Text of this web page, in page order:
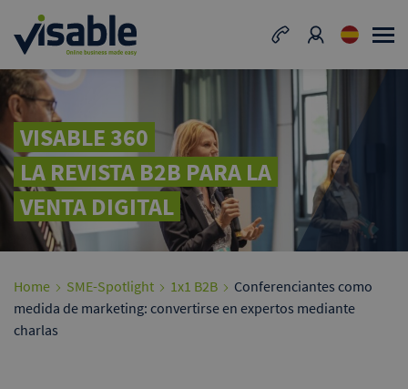
VISABLE 360
LA REVISTA B2B PARA LA
VENTA DIGITAL
Home SME-Spotlight 1x1 B2B
Conferenciantes como
medida de marketing: convertirse en expertos mediante
charlas